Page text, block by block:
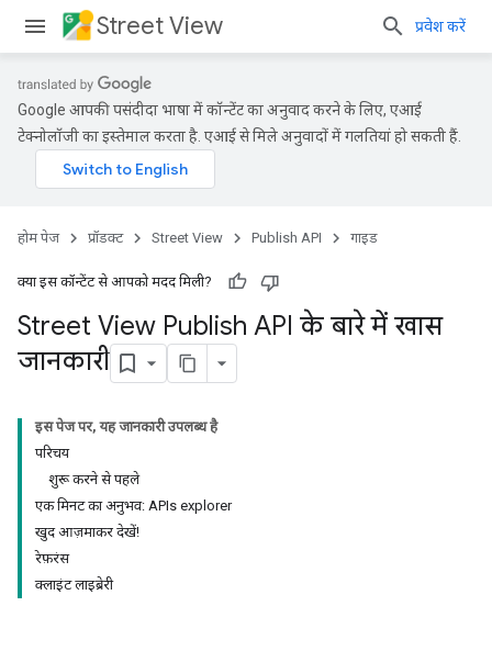
Street View प्रवेश करें
Google आपकी पसंदीदा भाषा में कॉन्टेंट का अनुवाद करने के लिए, एआई
टेक्नोलॉजी का इस्तेमाल करता है. एआई से मिले अनुवादों में गलतियां हो सकती हैं.
होम पेज प्रॉडक्ट Street View Publish API गाइड
क्या इस कॉन्टेंट से आपको मदद मिली?
Street View Publish API के बारे में खास
जानकारी
इस पेज पर, यह जानकारी उपलब्ध है
परिचय
शुरू करने से पहले
एक मिनट का अनुभव: APIs explorer
खुद आज़माकर देखें!
रेफ़रंस
क्लाइंट लाइब्रेरी